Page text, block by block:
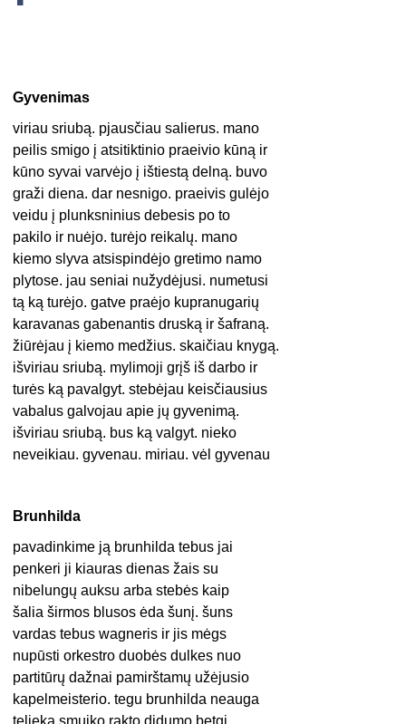
Gyvenimas
viriau sriubą. pjausčiau salierus. mano
peilis smigo į atsitiktinio praeivio kūną ir
kūno syvai varvėjo į ištiestą delną. buvo
graži diena. dar nesnigo. praeivis gulėjo
veidu į plunksninius debesis po to
pakilo ir nuėjo. turėjo reikalų. mano
kiemo slyva atsispindėjo gretimo namo
plytose. jau seniai nužydėjusi. numetusi
tą ką turėjo. gatve praėjo kupranugarių
karavanas gabenantis druską ir šafraną.
žiūrėjau į kiemo medžius. skaičiau knygą.
išviriau sriubą. mylimoji grįš iš darbo ir
turės ką pavalgyt. stebėjau keisčiausius
vabalus galvojau apie jų gyvenimą.
išviriau sriubą. bus ką valgyt. nieko
neveikiau. gyvenau. miriau. vėl gyvenau
Brunhilda
pavadinkime ją brunhilda tebus jai
penkeri ji kiauras dienas žais su
nibelungų auksu arba stebės kaip
šalia širmos blusos ėda šunį. šuns
vardas tebus wagneris ir jis mėgs
nupūsti orkestro duobės dulkes nuo
partitūrų dažnai pamirštamų užėjusio
kapelmeisterio. tegu brunhilda neauga
telieka smuiko rakto didumo betgi